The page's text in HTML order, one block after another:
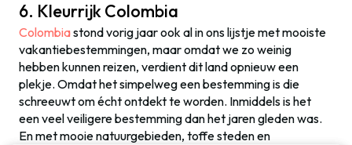
6. Kleurrijk Colombia
Colombiastond vorig jaar ook al in ons lijstje met mooiste
vakantiebestemmingen, maar omdat we zo weinig
hebben kunnen reizen, verdient dit land opnieuw een
plekje. Omdat het simpelweg een bestemming is die
schreeuwt om écht ontdekt te worden. Inmiddels is het
een veel veiligere bestemming dan het jaren gleden was.
En met mooie natuurgebieden, toffe steden en